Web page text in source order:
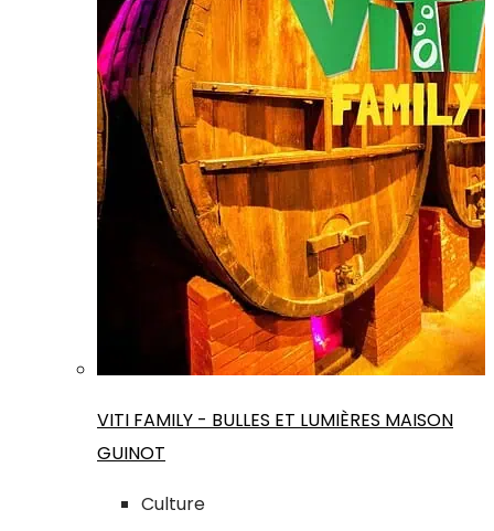
VITI FAMILY - BULLES ET LUMIÈRES MAISON
GUINOT
Culture